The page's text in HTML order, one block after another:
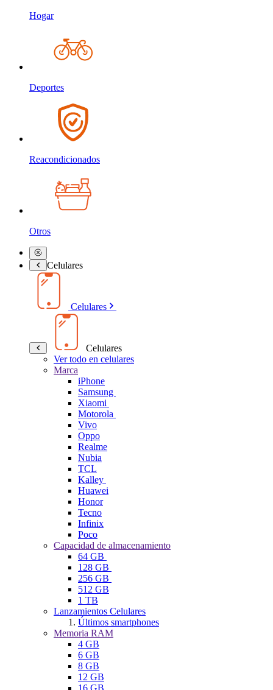
Hogar
Deportes
Reacondicionados
Otros
Celulares
Celulares
Celulares
Ver todo en celulares
Marca
iPhone
Samsung
Xiaomi
Motorola
Vivo
Oppo
Realme
Nubia
TCL
Kalley
Huawei
Honor
Tecno
Infinix
Poco
Capacidad de almacenamiento
64 GB
128 GB
256 GB
512 GB
1 TB
Lanzamientos Celulares
Últimos smartphones
Memoria RAM
4 GB
6 GB
8 GB
12 GB
16 GB